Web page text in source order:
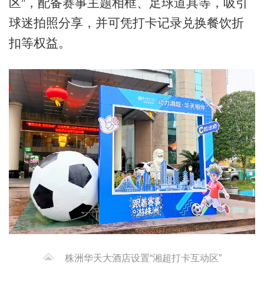
球迷拍照分享，并可凭打卡记录兑换餐饮折
扣等权益。
株洲华天大酒店设置“湘超打卡互动区”